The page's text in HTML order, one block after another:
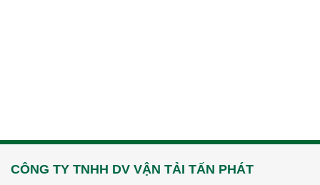
CÔNG TY TNHH DV VẬN TẢI TẤN PHÁT